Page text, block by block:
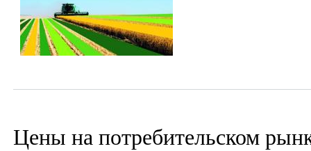
Цены на потребительском